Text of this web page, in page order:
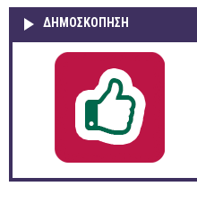
ΔΗΜΟΣΚΌΠΗΣΗ